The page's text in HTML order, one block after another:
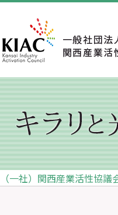
（一社）関西産業活性協議